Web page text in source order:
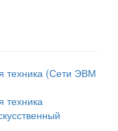
техника (Сети ЭВМ
техника